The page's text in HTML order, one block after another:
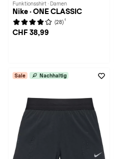
Funktionsshirt · Damen
Nike · ONE CLASSIC
(28) 1
CHF 38,99
Sale Nachhaltig